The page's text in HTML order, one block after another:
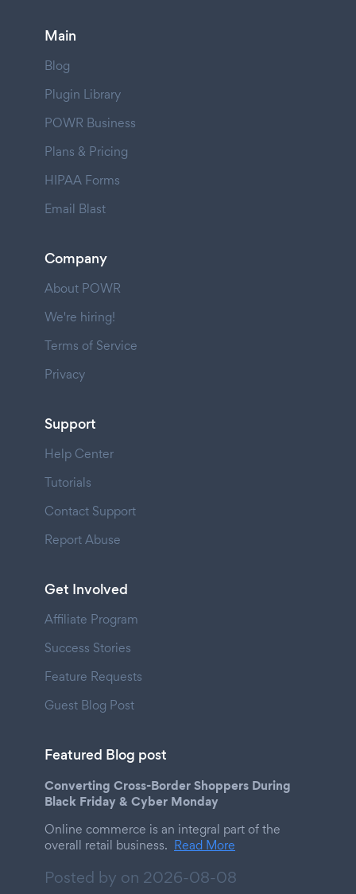
Main
Blog
Plugin Library
POWR Business
Plans & Pricing
HIPAA Forms
Email Blast
Company
About POWR
We're hiring!
Terms of Service
Privacy
Support
Help Center
Tutorials
Contact Support
Report Abuse
Get Involved
Affiliate Program
Success Stories
Feature Requests
Guest Blog Post
Featured Blog post
Converting Cross-Border Shoppers During
Black Friday & Cyber Monday
Online commerce is an integral part of the
overall retail business. Read More
Posted by on 2026-08-08